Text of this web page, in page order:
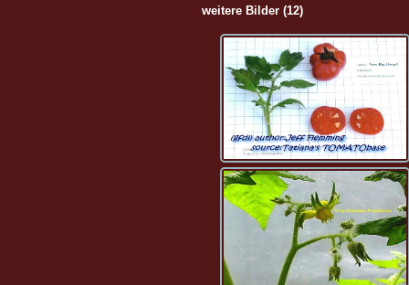
weitere Bilder (12)